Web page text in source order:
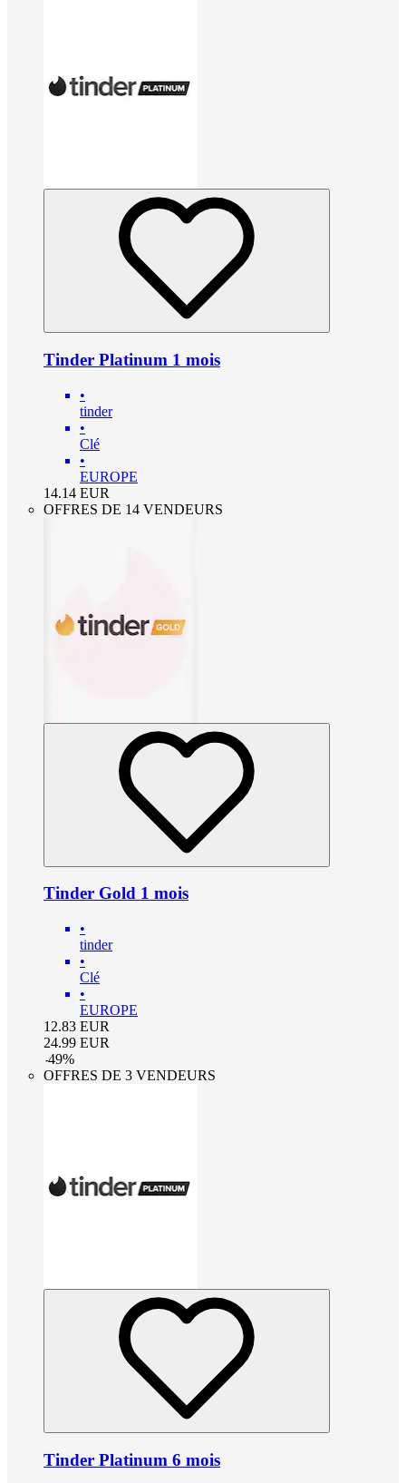
Tinder Platinum 1 mois
•
tinder
•
Clé
•
EUROPE
14.14 EUR
OFFRES DE 14 VENDEURS
Tinder Gold 1 mois
•
tinder
•
Clé
•
EUROPE
12.83 EUR
24.99 EUR
-49%
OFFRES DE 3 VENDEURS
Tinder Platinum 6 mois